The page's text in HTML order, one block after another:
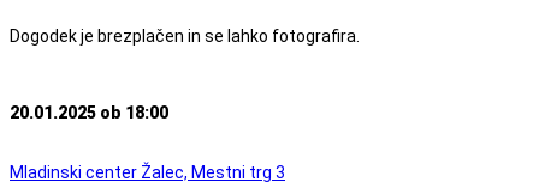
Dogodek je brezplačen in se lahko fotografira.
20.01.2025 ob 18:00
Mladinski center Žalec, Mestni trg 3